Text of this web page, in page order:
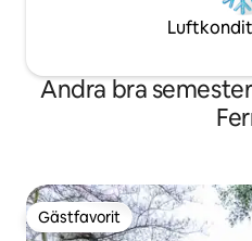
Andra bra
Gästfavorit
Gästfavorit